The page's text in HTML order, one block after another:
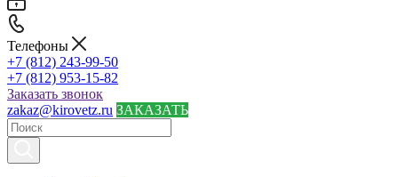
Телефоны
+7 (812) 243-99-50
+7 (812) 953-15-82
Заказать звонок
zakaz@kirovetz.ru ЗАКАЗАТЬ